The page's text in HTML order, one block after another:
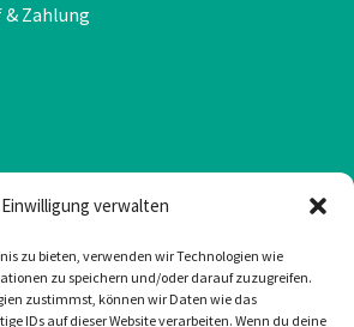
Einwilligung verwalten
zu bieten, verwenden wir Technologien wie
zu speichern und/oder darauf zuzugreifen.
zustimmst, können wir Daten wie das
IDs auf dieser Website verarbeiten. Wenn du deine
& Zahlung